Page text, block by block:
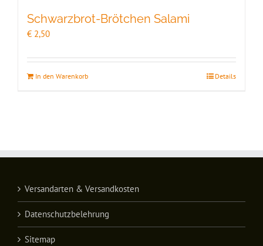
Schwarzbrot-Brötchen Salami
€ 2,50
In den Warenkorb Details
Versandarten & Versandkosten
Datenschutzbelehrung
Sitemap